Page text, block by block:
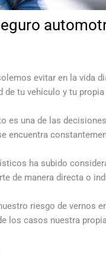
evitar en la vida
de tu vehículo y tu propia
es una de las
encuentra
ha subido
de manera directa o
riesgo de vernos
los casos nuestra